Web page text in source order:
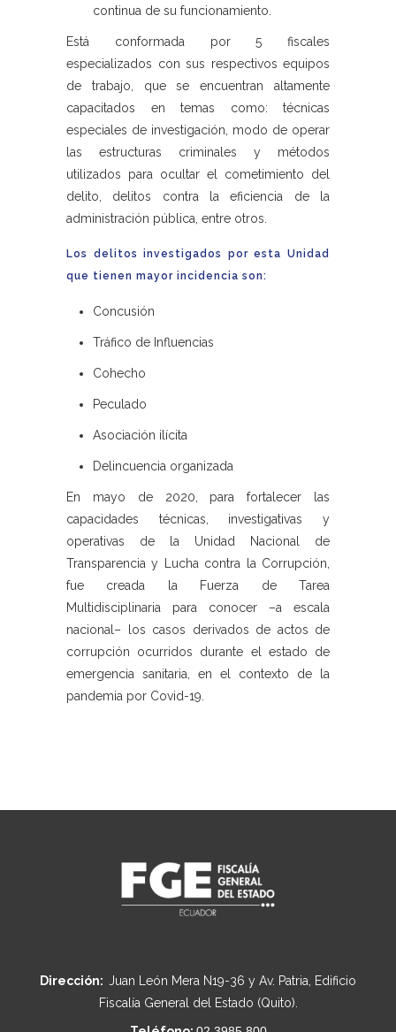
continua de su funcionamiento.
Está conformada por 5 fiscales
especializados con sus respectivos equipos
de trabajo, que se encuentran altamente
capacitados en temas como: técnicas
especiales de investigación, modo de operar
las estructuras criminales y métodos
utilizados para ocultar el cometimiento del
delito, delitos contra la eficiencia de la
administración pública, entre otros.
Los delitos investigados por esta Unidad
que tienen mayor incidencia son:
Concusión
Tráfico de Influencias
Cohecho
Peculado
Asociación ilícita
Delincuencia organizada
En mayo de 2020, para fortalecer las
capacidades técnicas, investigativas y
operativas de la Unidad Nacional de
Transparencia y Lucha contra la Corrupción,
fue creada la Fuerza de Tarea
Multidisciplinaria para conocer –a escala
nacional– los casos derivados de actos de
corrupción ocurridos durante el estado de
emergencia sanitaria, en el contexto de la
pandemia por Covid-19.
Dirección: Juan León Mera N19-36 y Av. Patria, Edificio
Fiscalía General del Estado (Quito).